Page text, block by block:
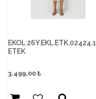
EKOL 26Y.EKL.ETK.02424.1
ETEK
3.499,00 ₺